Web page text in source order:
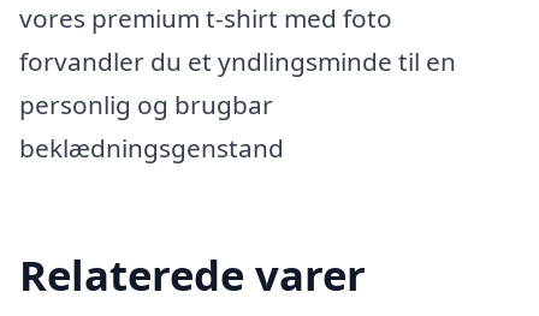
vores premium t-shirt med foto
forvandler du et yndlingsminde til en
personlig og brugbar
beklædningsgenstand
Relaterede varer